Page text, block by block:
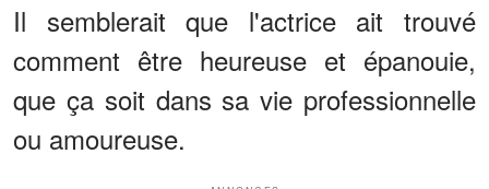
Il semblerait que l'actrice ait trouvé
comment être heureuse et épanouie,
que ça soit dans sa vie professionnelle
ou amoureuse.